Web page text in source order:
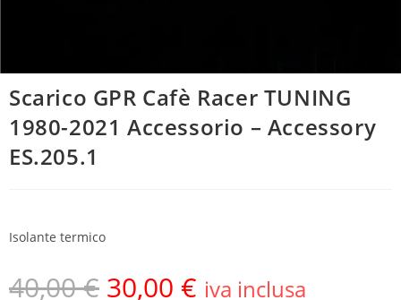
Scarico GPR Cafè Racer TUNING
1980-2021 Accessorio – Accessory
ES.205.1
Isolante termico
40,00€ 30,00 € iva inclusa